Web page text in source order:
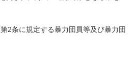
2条に規定する暴力団員等及び暴力団